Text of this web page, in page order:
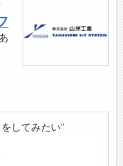
マシンオペレーショ
品運搬などを行いま
定められており、正
一から丁寧に指導し
安心ください。
してみたい”